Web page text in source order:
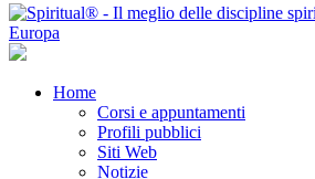
Home
Corsi e appuntamenti
Profili pubblici
Siti Web
Notizie